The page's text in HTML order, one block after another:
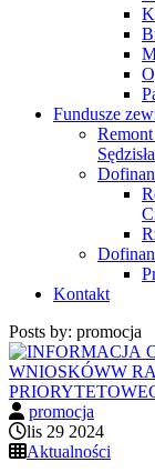
Fundusze
Kontakt
Posts by: promocja
promocja
lis 29 2024
Aktualności